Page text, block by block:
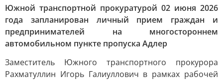
Южной транспортной прокуратурой 02 июня 2026
года запланирован личный прием граждан и
предпринимателей на многостороннем
автомобильном пункте пропуска Адлер
Заместитель Южного транспортного прокурора
Рахматуллин Игорь Галиуллович в рамках рабочей